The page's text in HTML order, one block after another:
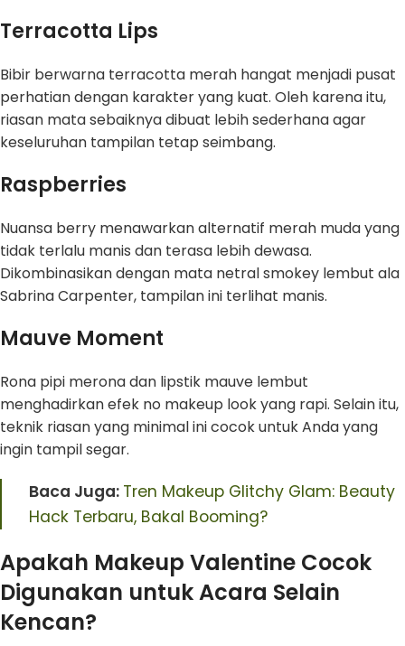
Terracotta Lips
Bibir berwarna terracotta merah hangat menjadi pusat
perhatian dengan karakter yang kuat. Oleh karena itu,
riasan mata sebaiknya dibuat lebih sederhana agar
keseluruhan tampilan tetap seimbang.
Raspberries
Nuansa berry menawarkan alternatif merah muda yang
tidak terlalu manis dan terasa lebih dewasa.
Dikombinasikan dengan mata netral smokey lembut ala
Sabrina Carpenter, tampilan ini terlihat manis.
Mauve Moment
Rona pipi merona dan lipstik mauve lembut
menghadirkan efek no makeup look yang rapi. Selain itu,
teknik riasan yang minimal ini cocok untuk Anda yang
ingin tampil segar.
Baca Juga: Tren Makeup Glitchy Glam: Beauty
Hack Terbaru, Bakal Booming?
Apakah Makeup Valentine Cocok
Digunakan untuk Acara Selain
Kencan?